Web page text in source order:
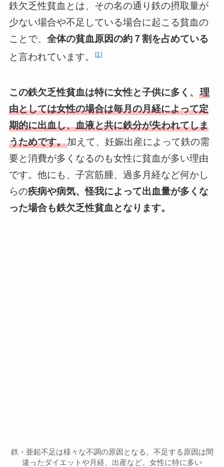
鉄欠乏性貧血とは、その名の通り鉄の摂取量が
少ない場合や不足している場合に起こる貧血の
ことで、 全体の貧血原因の約７割を占めている
と言われています。
1
この鉄欠乏性貧血は特に女性と子供に多く、 理
由としては女性の場合は毎月の月経によって定
期的に出血し、血液と共に鉄分が失われてしま
うためです。加えて、妊娠出産によって鉄の需
要と消費が多くなるのも女性に貧血が多い理由
です。他にも、子宮筋腫、過多月経など何かし
らの疾病や病気、怪我によって出血量が多くな
った場合も鉄欠乏性貧血となります。
鉄・亜鉛不足は様々な不調の原因となる。不足する原因は間
違ったダイエットや月経、出産など。女性に特に多い